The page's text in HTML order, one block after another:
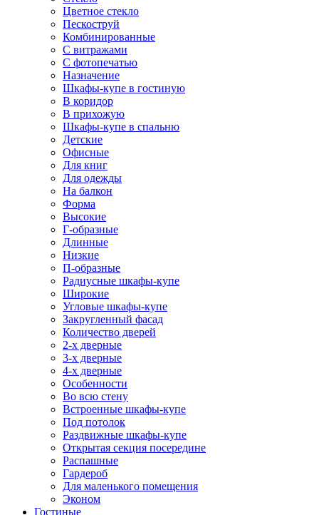
Цветное стекло
Пескоструй
Комбинированные
С витражами
С фотопечатью
Назначение
Шкафы-купе в гостиную
В коридор
В прихожую
Шкафы-купе в спальню
Детские
Офисные
Для книг
Для одежды
На балкон
Форма
Высокие
Г-образные
Длинные
Низкие
П-образные
Радиусные шкафы-купе
Широкие
Угловые шкафы-купе
Закругленный фасад
Количество дверей
2-х дверные
3-х дверные
4-х дверные
Особенности
Во всю стену
Встроенные шкафы-купе
Под потолок
Раздвижные шкафы-купе
Открытая секция посередине
Распашные
Гардероб
Для маленького помещения
Эконом
Гостиные